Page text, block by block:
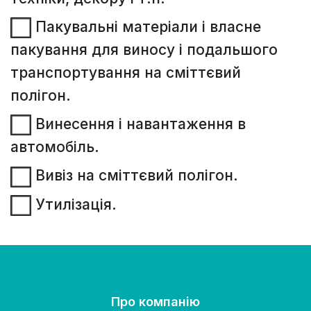
Пакувальні матеріали і власне
пакування для виносу і подальшого
транспортування на сміттєвий
полігон.
Винесення і навантаження в
автомобіль.
Вивіз на сміттєвий полігон.
Утилізація.
Про компанію